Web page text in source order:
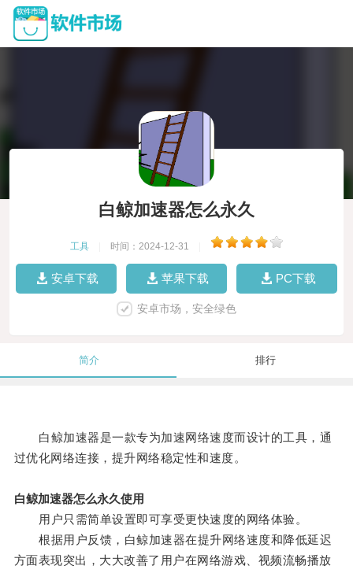
白鲸加速器怎么永久
工具 时间：2024-12-31
安卓下载 苹果下载 PC下载
安卓市场，安全绿色
简介 排行
白鲸加速器是一款专为加速网络速度而设计的工具，通
过优化网络连接，提升网络稳定性和速度。
白鲸加速器怎么永久使用
用户只需简单设置即可享受更快速度的网络体验。
根据用户反馈，白鲸加速器在提升网络速度和降低延迟
方面表现突出，大大改善了用户在网络游戏、视频流畅播放